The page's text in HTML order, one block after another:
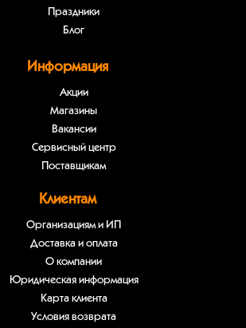
Праздники
Блог
Информация
Акции
Магазины
Вакансии
Сервисный центр
Поставщикам
Клиентам
Организациям и ИП
Доставка и оплата
О компании
Юридическая информация
Карта клиента
Условия возврата